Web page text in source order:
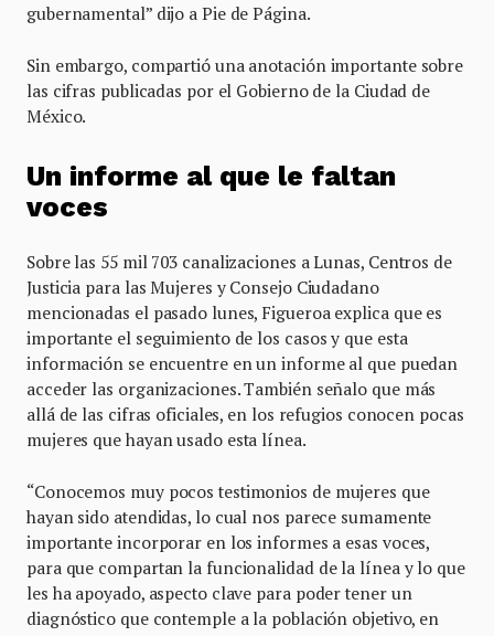
gubernamental” dijo a Pie de Página.
Sin embargo, compartió una anotación importante sobre
las cifras publicadas por el Gobierno de la Ciudad de
México.
Un informe al que le faltan
voces
Sobre las 55 mil 703 canalizaciones a Lunas, Centros de
Justicia para las Mujeres y Consejo Ciudadano
mencionadas el pasado lunes, Figueroa explica que es
importante el seguimiento de los casos y que esta
información se encuentre en un informe al que puedan
acceder las organizaciones. También señalo que más
allá de las cifras oficiales, en los refugios conocen pocas
mujeres que hayan usado esta línea.
“Conocemos muy pocos testimonios de mujeres que
hayan sido atendidas, lo cual nos parece sumamente
importante incorporar en los informes a esas voces,
para que compartan la funcionalidad de la línea y lo que
les ha apoyado, aspecto clave para poder tener un
diagnóstico que contemple a la población objetivo, en